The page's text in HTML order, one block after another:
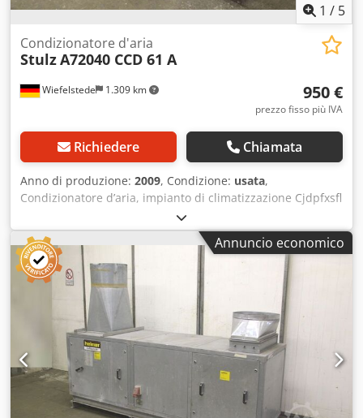
1 / 5
Wiefelstede 1.309 km
Condizionatore d'aria
StulzA72040 CCD 61 A
950 €
prezzo fisso più IVA
Richiedere Chiamata
Anno di produzione: 2009, Condizione: usata,
Condizionatore d’aria, impianto di climatizzazione Cjdpfxsfl
N Drj Agforf -Condizioni di consegna: nello stato attuale,
come da sopralluogo -Involucro, pannello posteriore:
leggermente deformato nella parte superiore -Produttore:
Stulz, modello MINISpace EC, raffreddamento ambiente
CCD 61 A -Potenza: circa 6,8 kW -Dimensioni: 600/670/A
2250 mm -Peso: 172 kg
Annuncio economico